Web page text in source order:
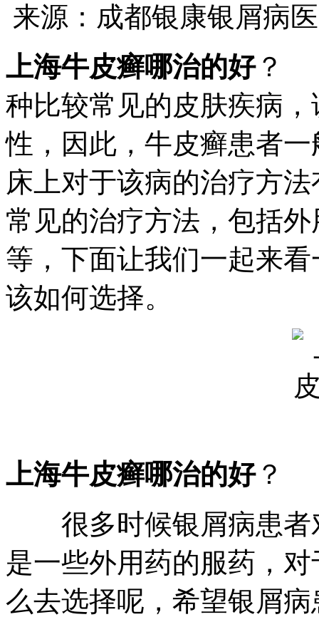
来源：成都银康银屑病
上海牛皮癣哪治的好？
种比较常见的皮肤疾病
性，因此，牛皮癣患者
床上对于该病的治疗方
常见的治疗方法，包括
等，下面让我们一起来
该如何选择。
上海牛皮癣哪治的好？
很多时候银屑病患者
是一些外用药的服药，
么去选择呢，希望银屑